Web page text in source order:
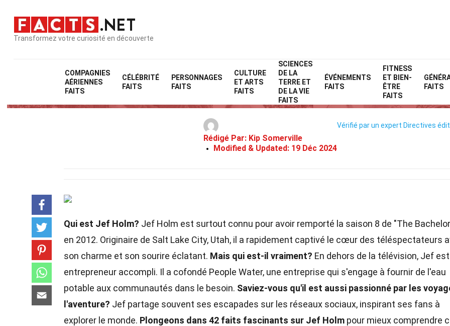
Transformez votre curiosité en découverte
COMPAGNIES
AÉRIENNES
FAITS
CÉLÉBRITÉ
FAITS
PERSONNAGES
FAITS
CULTURE
ET ARTS
FAITS
SCIENCES
DE LA
TERRE ET
DE LA VIE
FAITS
ÉVÉNEMENTS
FAITS
FITNESS
ET BIEN-
ÊTRE
FAITS
FAITS
Home
42 Faits Sur Jef Holm
Rédigé Par: Kip Somerville
Modified & Updated: 19 Déc 2024
Vérifié par un expert Directives
Qui est Jef Holm? Jef Holm est surtout connu pour avoir remporté la saison 8 de "The
en 2012. Originaire de Salt Lake City, Utah, il a rapidement captivé le cœur des téléspectateurs
son charme et son sourire éclatant. Mais qui est-il vraiment? En dehors de la télévision, Jef
entrepreneur accompli. Il a cofondé People Water, une entreprise qui s'engage à fournir de l'eau
potable aux communautés dans le besoin. Saviez-vous qu'il est aussi passionné par les
l'aventure? Jef partage souvent ses escapades sur les réseaux sociaux, inspirant ses fans à
explorer le monde. Plongeons dans 42 faits fascinants sur Jef Holm pour mieux comprendre